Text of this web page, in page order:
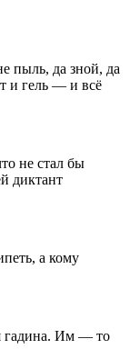
да зной, да
и гель — и всё
не стал бы
диктант
а кому
гадина. Им — то